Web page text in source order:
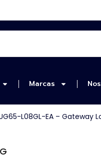
Marcas
L08GL-EA – Gateway